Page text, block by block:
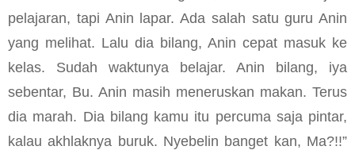
pelajaran, tapi Anin lapar. Ada salah satu guru Anin
yang melihat. Lalu dia bilang, Anin cepat masuk ke
kelas. Sudah waktunya belajar. Anin bilang, iya
sebentar, Bu. Anin masih meneruskan makan. Terus
dia marah. Dia bilang kamu itu percuma saja pintar,
kalau akhlaknya buruk. Nyebelin banget kan, Ma?!!”